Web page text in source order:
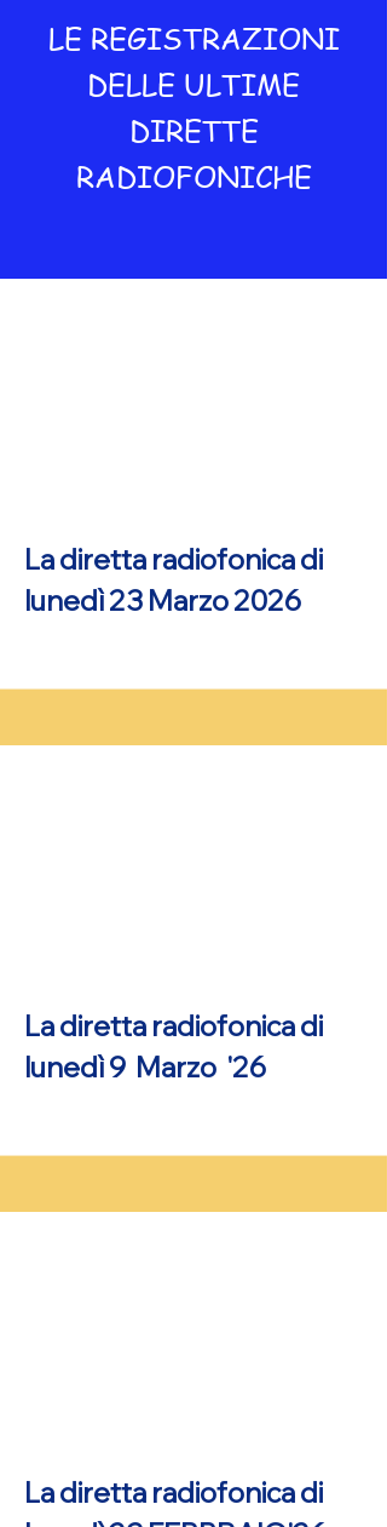
LE REGISTRAZIONI
DELLE ULTIME
DIRETTE
RADIOFONICHE
La diretta radiofonica di
lunedì 23 Marzo 2026
La diretta radiofonica di
lunedì 9 Marzo '26
La diretta radiofonica di